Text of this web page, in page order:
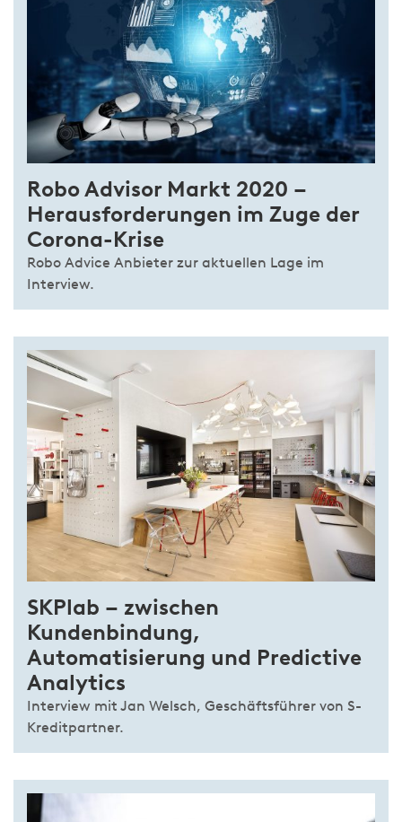
Robo Advisor Markt 2020 –
Heraus­for­derungen im Zuge der
Co­rona-Krise
Robo Advice Anbieter zur aktuellen Lage im
Interview.
SKPlab – zwischen
Kundenbindung,
Automatisierung und Predictive
Analytics
Interview mit Jan Welsch, Geschäftsführer von S-
Kreditpartner.